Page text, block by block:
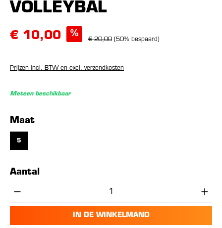
VOLLEYBAL
€ 10,00 %
€ 20,00 (50% bespaard)
Prijzen incl. BTW en excl. verzendkosten
Meteen beschikbaar
Selecteer
Maat
5
Aantal
Producthoeveelheid: Voer de gewenste
IN DE WINKELMAND